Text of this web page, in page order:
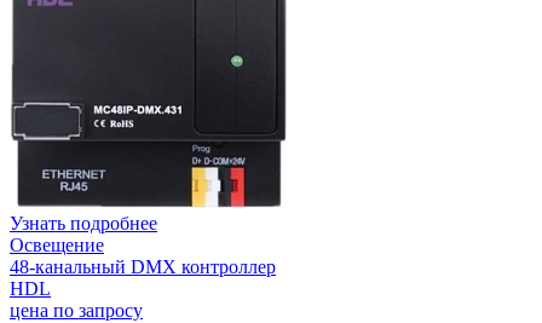
Узнать подробнее
Освещение
48-канальный DMX контроллер
HDL
цена по запросу